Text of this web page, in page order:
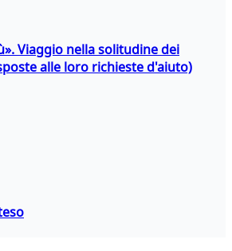
Viaggio nella solitudine dei
alle loro richieste d'aiuto)